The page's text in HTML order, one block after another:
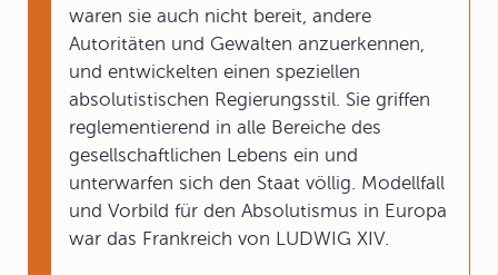
waren sie auch nicht bereit, andere
Autoritäten und Gewalten anzuerkennen,
und entwickelten einen speziellen
absolutistischen Regierungsstil. Sie griffen
reglementierend in alle Bereiche des
gesellschaftlichen Lebens ein und
unterwarfen sich den Staat völlig. Modellfall
und Vorbild für den Absolutismus in Europa
war das Frankreich von LUDWIG XIV.